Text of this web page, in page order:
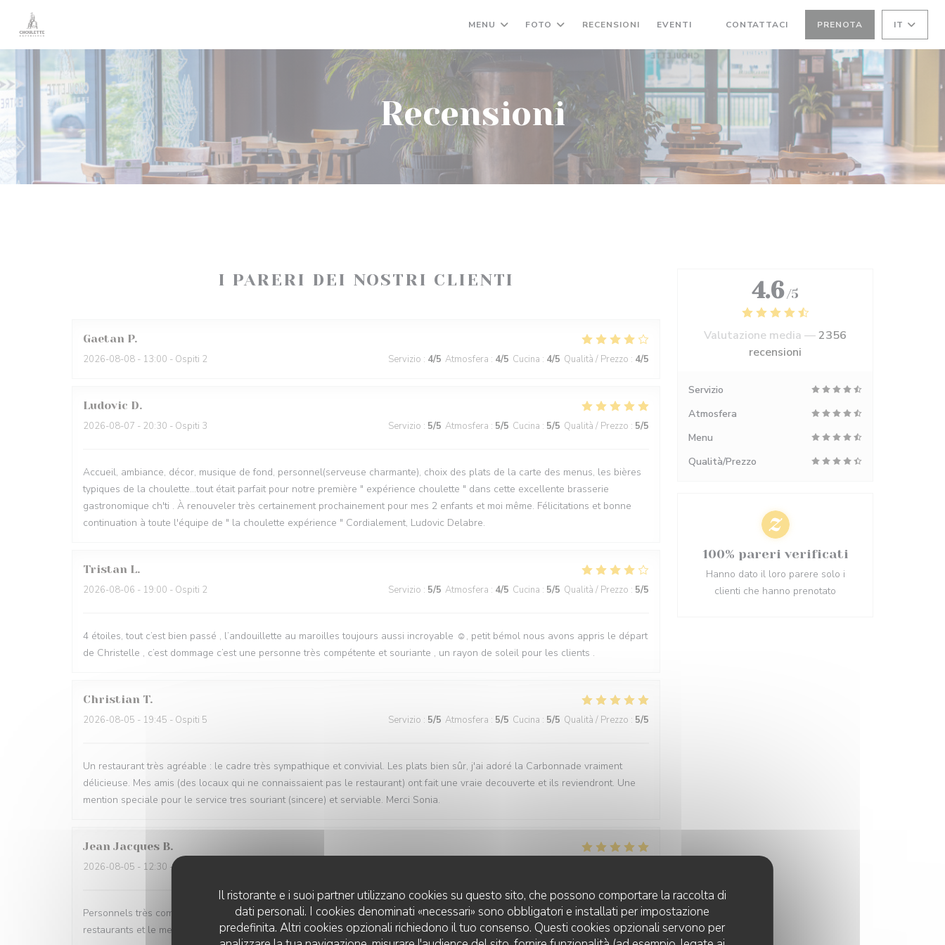
Personalizzazione delle tue scelte sui cookie
Il ristorante e i suoi partner utilizzano cookies su questo sito, che possono comportare la raccolta di
dati personali. I cookies denominati «necessari» sono obbligatori e installati per impostazione
predefinita. Altri cookies opzionali richiedono il tuo consenso. Questi cookies opzionali servono per
MENU FOTO RECENSIONI EVENTI CONTATTACI PRENOTA IT
Recensioni
I PARERI DEI NOSTRI CLIENTI
Gaetan P
2026-08-08 - 13:00 - Ospiti 2 Servizio : 4/5 Atmosfera : 4/5 Cucina : 4/5 Qualità / Prezzo : 4/5
Ludovic D
2026-08-07 - 20:30 - Ospiti 3 Servizio : 5/5 Atmosfera : 5/5 Cucina : 5/5 Qualità / Prezzo : 5/5
Accueil, ambiance, décor, musique de fond, personnel(serveuse charmante), choix des plats de la carte des menus, les bières
typiques de la choulette...tout était parfait pour notre première " expérience choulette " dans cette excellente brasserie
gastronomique ch'ti . À renouveler très certainement prochainement pour mes 2 enfants et moi même. Félicitations et bonne
continuation à toute l'équipe de " la choulette expérience " Cordialement, Ludovic Delabre.
Tristan L
2026-08-06 - 19:00 - Ospiti 2 Servizio : 5/5 Atmosfera : 4/5 Cucina : 5/5 Qualità / Prezzo : 5/5
4 étoiles, tout c’est bien passé , l’andouillette au maroilles toujours aussi incroyable ☺️, petit bémol nous avons appris le départ
de Christelle , c’est dommage c’est une personne très compétente et souriante , un rayon de soleil pour les clients .
Christian T
2026-08-05 - 19:45 - Ospiti 5 Servizio : 5/5 Atmosfera : 5/5 Cucina : 5/5 Qualità / Prezzo : 5/5
Un restaurant très agréable : le cadre très sympathique et convivial. Les plats bien sûr, j'ai adoré la Carbonnade vraiment
délicieuse. Mes amis (des locaux qui ne connaissaient pas le restaurant) ont fait une vraie decouverte et ils reviendront. Une
mention speciale pour le service tres souriant (sincere) et serviable. Merci Sonia.
Jean Jacques B
2026-08-05 - 12:30 - Ospiti 2
Personnels très compétents service très à l’écoute des clients on se sent pas du tout oppressé comme dans certains
restaurants et le menu très bon de l’entrée au dessert
4.6 /5
Valutazione media —2356
recensioni
Servizio
Atmosfera
Menu
Qualità/Prezzo
100% pareri verificati
Hanno dato il loro parere solo i
clienti che hanno prenotato